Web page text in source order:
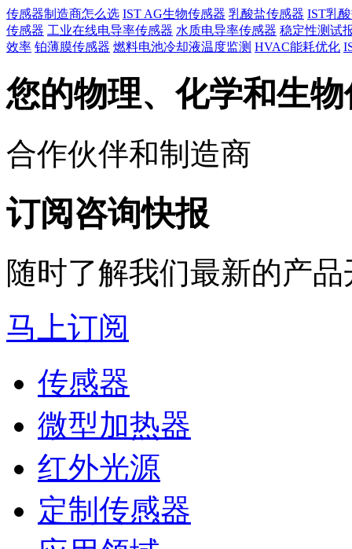
传感器制造商怎么选 IST AG生物传感器 乳酸盐传感器 IST乳
传感器 工业在线电导率传感器 水质电导率传感器 稳定性测试
效率 铂薄膜传感器 燃料电池冷却液温度监测 HVAC能耗优化
您的物理、化学和生
合作伙伴和制造商
订阅咨询快报
随时了解我们最新的产
马上订阅
传感器
微型加热器
红外光源
定制传感器